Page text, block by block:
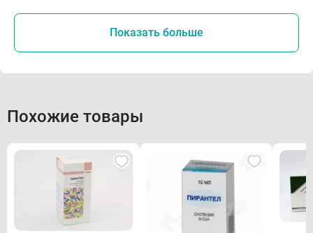
Показать больше
Похожие товары